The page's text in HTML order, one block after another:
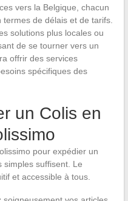
vers la Belgique, chacun
de délais et de tarifs.
solutions plus locales ou
de se tourner vers un
offrir des services
spécifiques des
un Colis en
pour expédier un
simples suffisent. Le
et accessible à tous.